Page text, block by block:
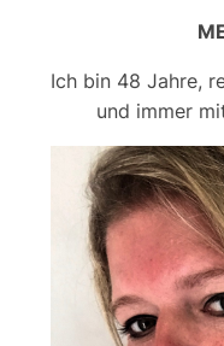
Ich bin 48 Jahre,
und immer